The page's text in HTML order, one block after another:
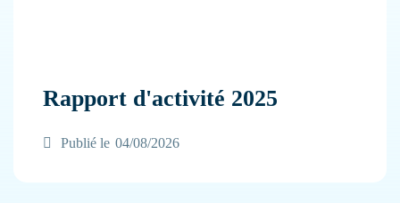
Rapport d'activité 2025
Publié le 04/08/2026